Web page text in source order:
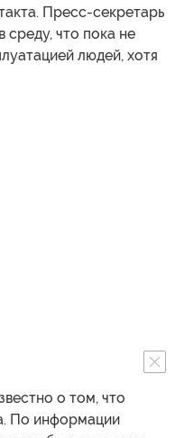
Пресс-секретарь
среду, что пока не
людей, хотя
о том, что
По информации